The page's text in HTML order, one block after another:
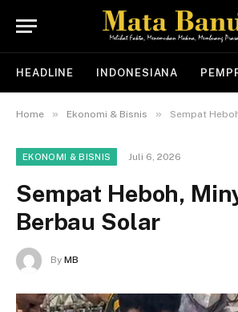
HEADLINE INDONESIANA
Home » Ekonomi & Bisnis » Sempat
EKONOMI & BISNIS Juli 6, 2026
Sempat Heboh,
Berbau Solar
By MB